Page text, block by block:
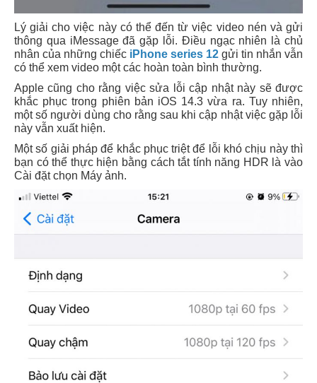
Lý giải cho việc này có thể đến từ việc video nén và gửi
thông qua iMessage đã gặp lỗi. Điều ngạc nhiên là chủ
nhân của những chiếc iPhone series 12 gửi tin nhắn vẫn
có thể xem video một các hoàn toàn bình thường.
Apple cũng cho rằng việc sửa lỗi cập nhật này sẽ được
khắc phục trong phiên bản iOS 14.3 vừa ra. Tuy nhiên,
một số người dùng cho rằng sau khi cập nhật việc gặp lỗi
này vẫn xuất hiện.
Một số giải pháp để khắc phục triệt để lỗi khó chịu này thì
bạn có thể thực hiện bằng cách tắt tính năng HDR là vào
Cài đặt chọn Máy ảnh.